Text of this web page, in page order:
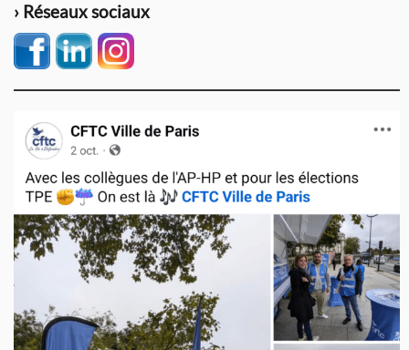
› Réseaux sociaux